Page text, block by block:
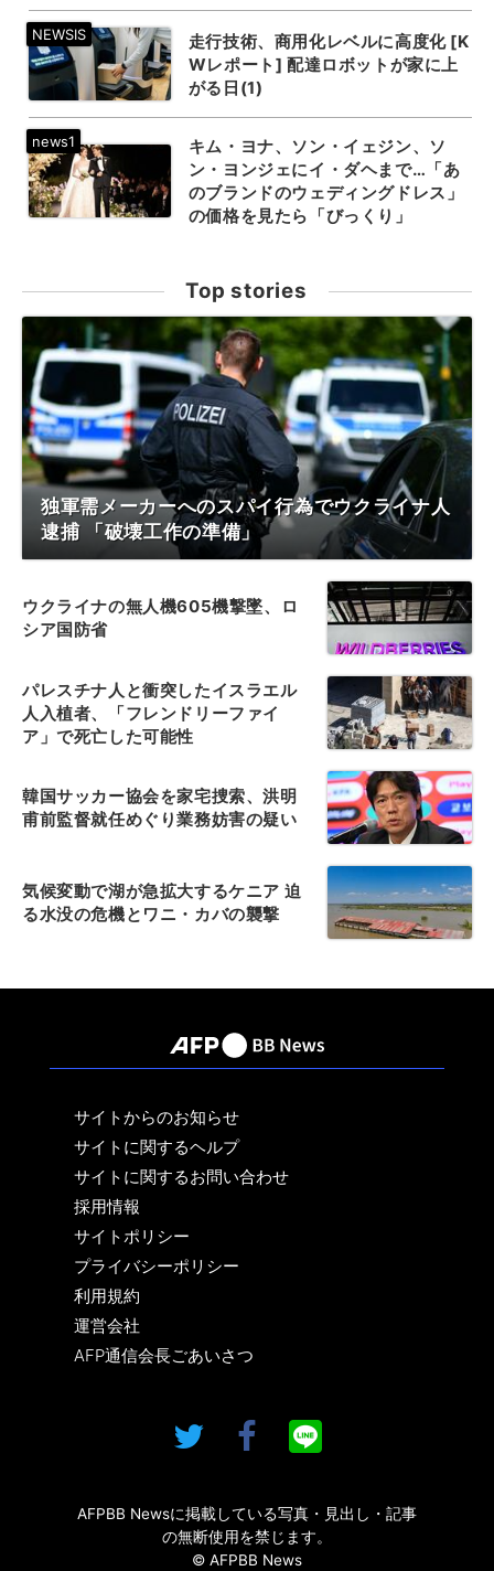
走行技術、商用化レベルに高度化 [K
Wレポート] 配達ロボットが家に上
がる日(1)
キム・ヨナ、ソン・イェジン、ソ
ン・ヨンジェにイ・ダヘまで…「あ
のブランドのウェディングドレス」
の価格を見たら「びっくり」
Top stories
独軍需メーカーへのスパイ行為でウクライナ人
逮捕 「破壊工作の準備」
ウクライナの無人機605機撃墜、ロ
シア国防省
パレスチナ人と衝突したイスラエル
人入植者、「フレンドリーファイ
ア」で死亡した可能性
韓国サッカー協会を家宅捜索、洪明
甫前監督就任めぐり業務妨害の疑い
気候変動で湖が急拡大するケニア 迫
る水没の危機とワニ・カバの襲撃
サイトからのお知らせ
サイトに関するヘルプ
サイトに関するお問い合わせ
採用情報
サイトポリシー
プライバシーポリシー
利用規約
運営会社
AFP通信会長ごあいさつ
AFPBB Newsに掲載している写真・見出し・記事
の無断使用を禁じます。
© AFPBB News